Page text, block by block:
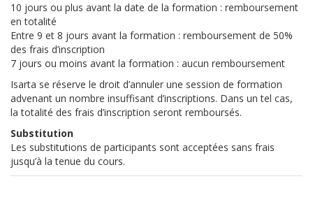
10 jours ou plus avant la date de la formation : remboursement
en totalité
Entre 9 et 8 jours avant la formation : remboursement de 50%
des frais d’inscription
7 jours ou moins avant la formation : aucun remboursement
Isarta se réserve le droit d’annuler une session de formation
advenant un nombre insuffisant d’inscriptions. Dans un tel cas,
la totalité des frais d’inscription seront remboursés.
Substitution
Les substitutions de participants sont acceptées sans frais
jusqu’à la tenue du cours.